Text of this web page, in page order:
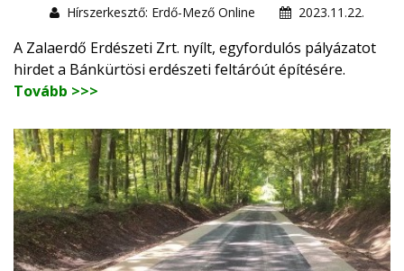
Hírszerkesztő: Erdő-Mező Online
2023.11.22.
A Zalaerdő Erdészeti Zrt. nyílt, egyfordulós pályázatot
hirdet a Bánkürtösi erdészeti feltáróút építésére.
Tovább >>>